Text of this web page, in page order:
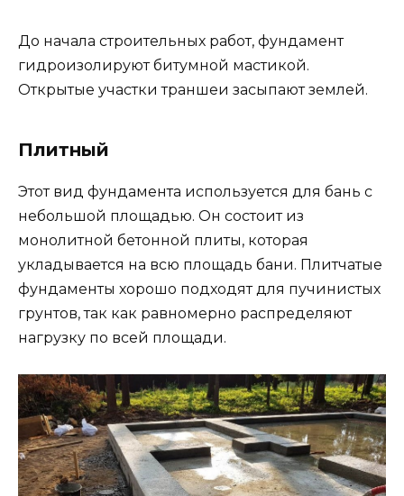
До начала строительных работ, фундамент
гидроизолируют битумной мастикой.
Открытые участки траншеи засыпают землей.
Плитный
Этот вид фундамента используется для бань с
небольшой площадью. Он состоит из
монолитной бетонной плиты, которая
укладывается на всю площадь бани. Плитчатые
фундаменты хорошо подходят для пучинистых
грунтов, так как равномерно распределяют
нагрузку по всей площади.